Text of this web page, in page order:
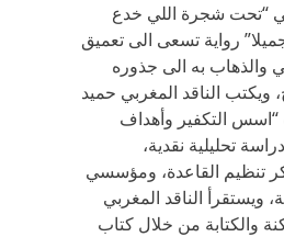
“تحت شجرة اللي خدع
رواية تسعى الى تعميق
والذهاب به الى جذوره
ويكتب الناقد المغربي حميد
التكفير وأهداف
تحليلية نقدية،
تنظيم القاعدة، ومؤسسي
ويستقرأ الناقد المغربي
والكتابة من خلال كتاب